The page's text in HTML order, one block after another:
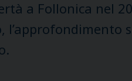
a Follonica nel
l’approfondimento